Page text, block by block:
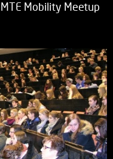
Mobility Meetup